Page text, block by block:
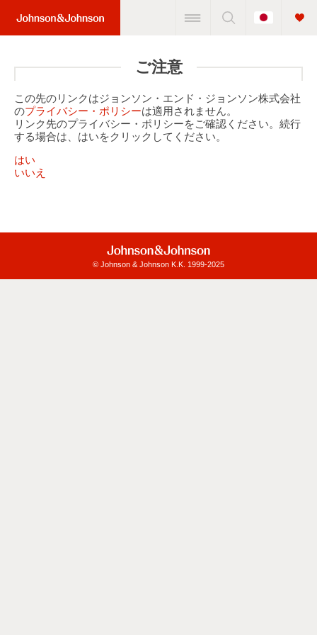
Logo)
Change
Country
ご注意
この先のリンクはジョンソン・エンド・ジョンソン株式会社
のプライバシー・ポリシーは適用されません。
リンク先のプライバシー・ポリシーをご確認ください。続行
する場合は、はいをクリックしてください。
はい
いいえ
© Johnson & Johnson K.K. 1999-2025